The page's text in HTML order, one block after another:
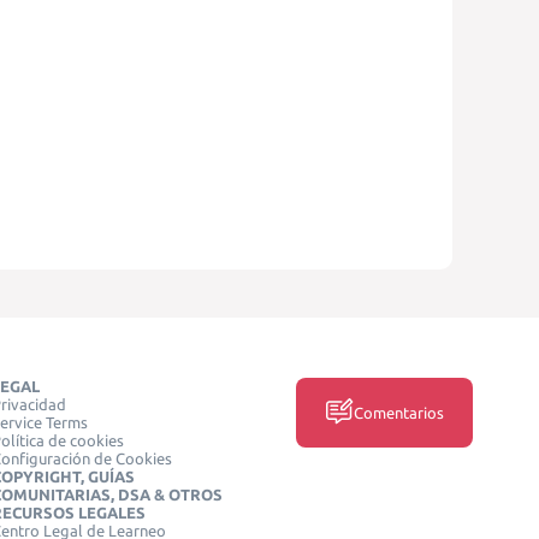
Terms
de cookies
de Cookies
GUÍAS
DSA & OTROS
LEGALES
Legal de Learneo
Comentarios